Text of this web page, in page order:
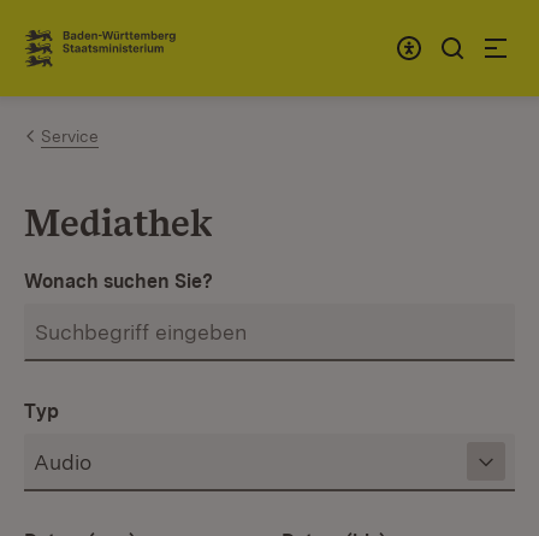
Zum Inhalt springen
Link zur Startseite
Service
Mediathek
Wonach suchen Sie?
Typ